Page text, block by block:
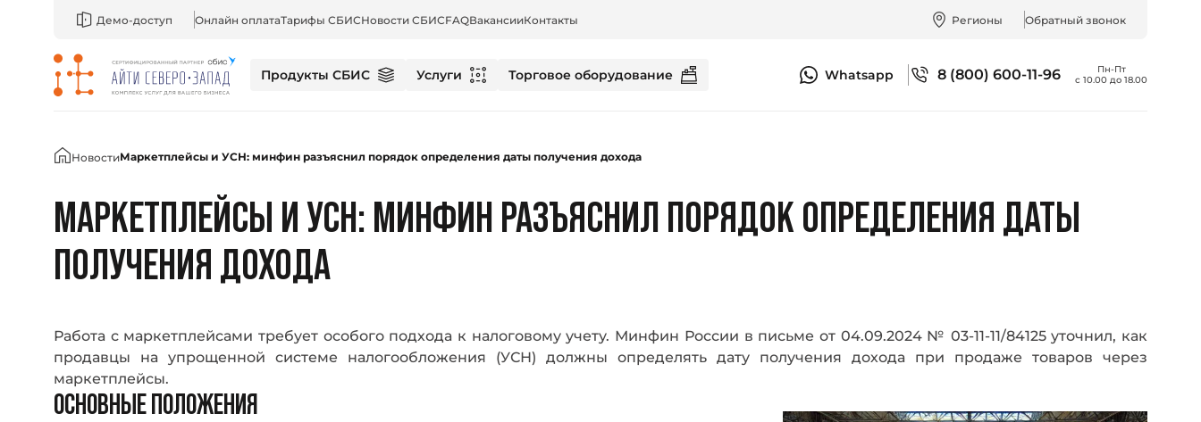
Демо-доступ Онлайн оплатаТарифы СБИСНовости СБИСFAQВакансииКонтакты Регионы Обратный звонок
Продукты СБИС Услуги Торговое оборудование Whatsapp 8 (800) 600-11-96
Пн-Пт
с 10.00 до 18.00
Главная
НовостиМаркетплейсы и УСН: минфин разъяснил порядок определения даты получения дохода
МАРКЕТПЛЕЙСЫ И УСН: МИНФИН РАЗЪЯСНИЛ ПОРЯДОК ОПРЕДЕЛЕНИЯ ДАТЫ
ПОЛУЧЕНИЯ ДОХОДА
Работа с маркетплейсами требует особого подхода к налоговому учету. Минфин России в письме от 04.09.2024 № 03-11-11/84125 уточнил, как
продавцы на упрощенной системе налогообложения (УСН) должны определять дату получения дохода при продаже товаров через
маркетплейсы.
ОСНОВНЫЕ ПОЛОЖЕНИЯ